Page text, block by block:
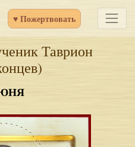
♥ Пожертвовать
Та­ври­он